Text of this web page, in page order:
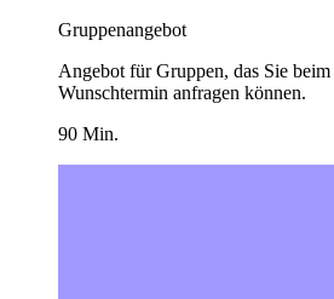
Gruppenangebot
Angebot für Gruppen, das Sie
Wunschtermin anfragen können.
90 Min.